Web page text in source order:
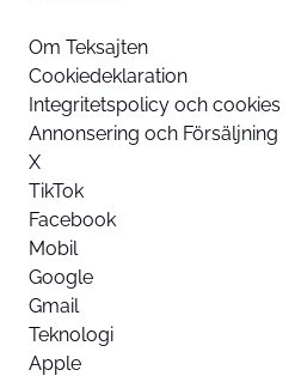
Om Teksajten
Cookiedeklaration
Integritetspolicy och cookies
Annonsering och Försäljning
X
TikTok
Facebook
Mobil
Google
Gmail
Teknologi
Apple